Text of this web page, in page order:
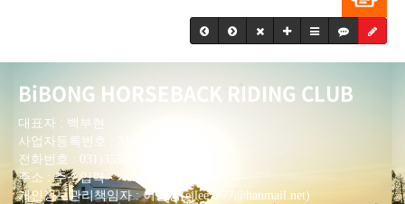
BiBONG HORSEBACK RIDING CLUB
대표자 : 백부현
사업자등록번호 : 314-43-00551
전화번호 : 031)355-8518
주소 : 주소입력
개인정보관리책임자 : 이은정(ejlee7777@hanmail.net)